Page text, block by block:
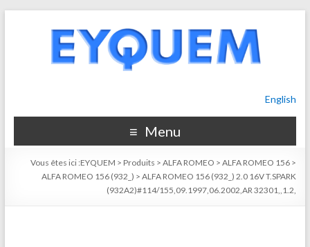
English
Menu
Vous êtes ici :EYQUEM > Produits >ALFA ROMEO >ALFA ROMEO 156 >
ALFA ROMEO 156 (932_) >ALFA ROMEO 156 (932_) 2.0 16V T.SPARK
(932A2)#114/155,09.1997,06.2002,AR 32301,,1.2,